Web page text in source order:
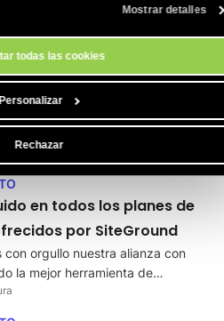
Mostrar detalles
todas las cookies
Personalizar
Rechazar
automatizar la gestión
en todos los planes de
por SiteGround
con orgullo nuestra alianza con
la mejor herramienta de…